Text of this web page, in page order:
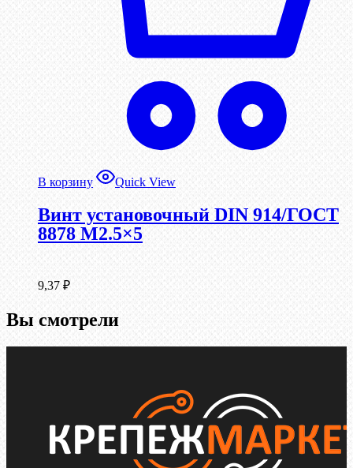
В корзину Quick View
Винт установочный DIN 914/ГОСТ
8878 M2.5×5
9,37 ₽
Вы смотрели